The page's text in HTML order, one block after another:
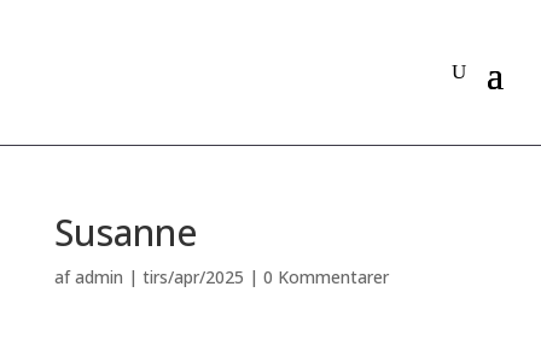
Susanne
afadmin | tirs/apr/2025 | 0 Kommentarer